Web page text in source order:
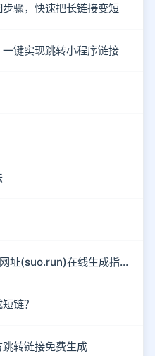
骤，快速把长链接变短
键实现跳转小程序链接
3分钟搞定防红链接！快缩短网址(suo.run)在线生成指南
链？
转链接免费生成